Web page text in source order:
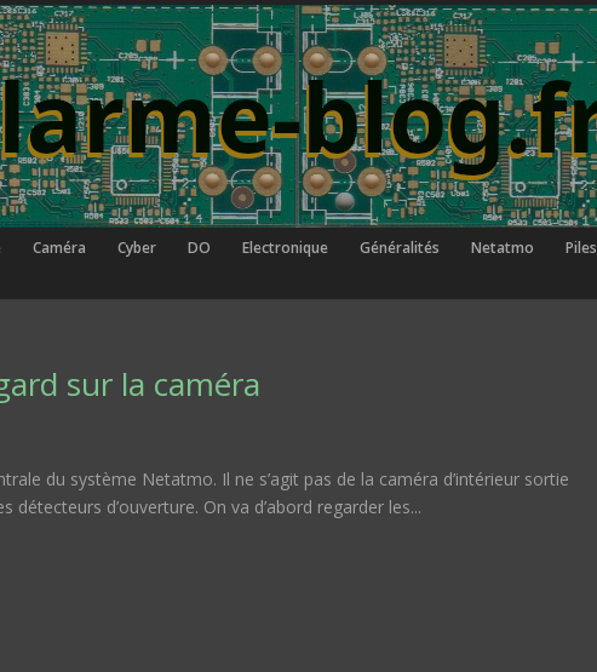
Caméra Cyber DO Electronique Généralités Netatmo Piles
sur la caméra
du système Netatmo. Il ne s’agit pas de la caméra d’intérieur sortie
détecteurs d’ouverture. On va d’abord regarder les...